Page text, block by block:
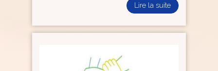
Lire la suite